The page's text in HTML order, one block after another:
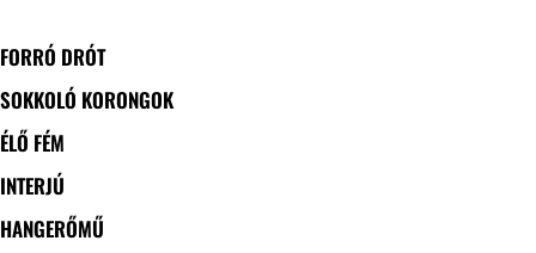
FORRÓ DRÓT
SOKKOLÓ KORONGOK
ÉLŐ FÉM
INTERJÚ
HANGERŐMŰ